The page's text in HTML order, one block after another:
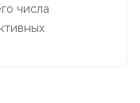
числа